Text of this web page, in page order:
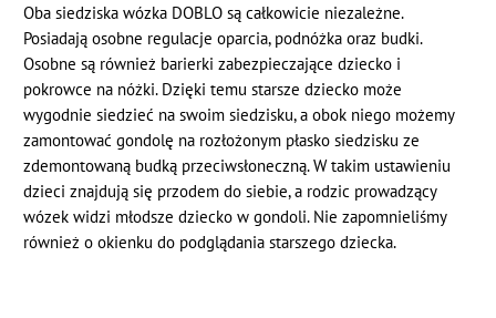
Oba siedziska wózka DOBLO są całkowicie niezależne.
Posiadają osobne regulacje oparcia, podnóżka oraz budki.
Osobne są również barierki zabezpieczające dziecko i
pokrowce na nóżki. Dzięki temu starsze dziecko może
wygodnie siedzieć na swoim siedzisku, a obok niego możemy
zamontować gondolę na rozłożonym płasko siedzisku ze
zdemontowaną budką przeciwsłoneczną. W takim ustawieniu
dzieci znajdują się przodem do siebie, a rodzic prowadzący
wózek widzi młodsze dziecko w gondoli. Nie zapomnieliśmy
również o okienku do podglądania starszego dziecka.